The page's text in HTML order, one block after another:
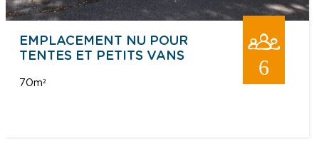
EMPLACEMENT NU POUR
TENTES ET PETITS VANS
70m²
6